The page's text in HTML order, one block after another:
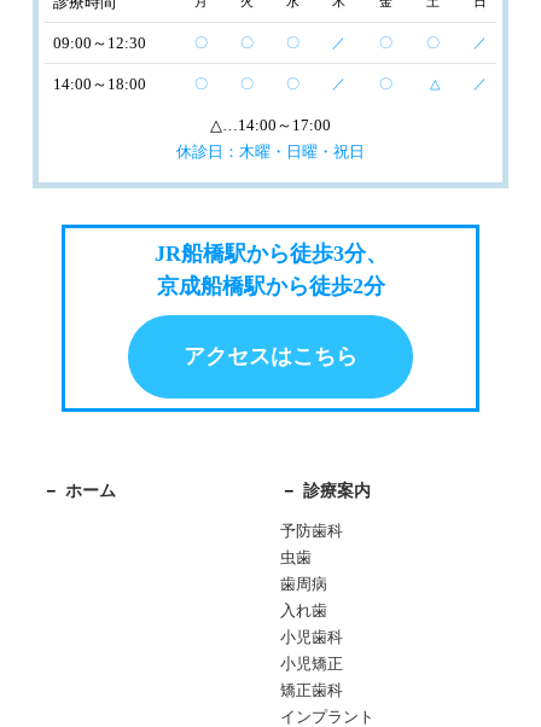
09:00～12:30 〇 〇 〇 ／ 〇 〇 ／
14:00～18:00 〇 〇 〇 ／ 〇 △ ／
△ …14:00～17:00
休診日：木曜・日曜・祝日
JR船橋駅から徒歩3分、
京成船橋駅から徒歩2分
アクセスはこちら
ホーム 診療案内
予防歯科
虫歯
歯周病
入れ歯
小児歯科
小児矯正
矯正歯科
インプラント